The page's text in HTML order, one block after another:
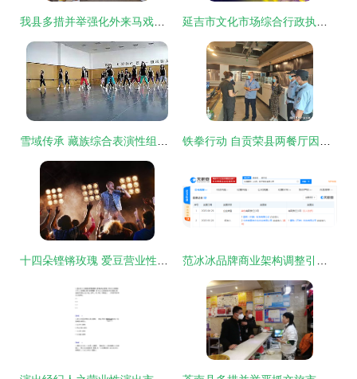
我县多措并举强化外来马戏团演出活动监管 延吉市文化市场综合行政执法大队开展营业性演出场所专项检查 保障市场健康有序
雪域传承 藏族综合表演性组合的商业模式解析 铁拳行动 自贡荣县两餐厅因违规经营冷链食品遭停业整顿，引发营业性演出新规警讯
十四朵铿锵玫瑰 爱豆营业性演出中的女性力量与舞台魅力 范冰冰品牌商业架构调整引关注 控股公司撤出FANBEAUTY股东清单